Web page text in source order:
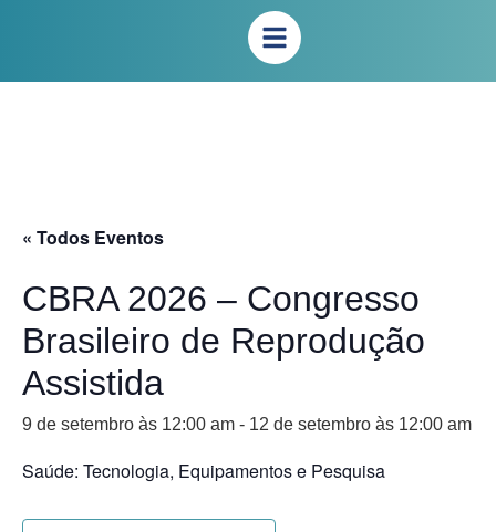
« Todos Eventos
CBRA 2026 – Congresso
Brasileiro de Reprodução
Assistida
9 de setembro às 12:00 am - 12 de setembro às 12:00 am
Saúde: Tecnologia, Equipamentos e Pesquisa